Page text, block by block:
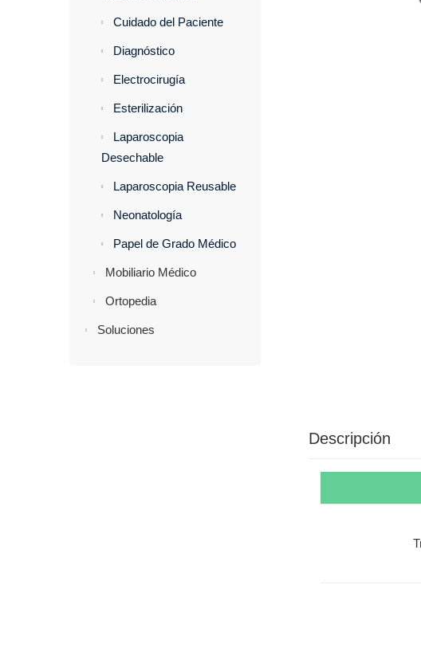
Cuidado del Paciente
Diagnóstico
Electrocirugía
Esterilización
Laparoscopia
Desechable
Laparoscopia Reusable
Neonatología
Papel de Grado Médico
Mobiliario Médico
Ortopedia
Soluciones
Descripción